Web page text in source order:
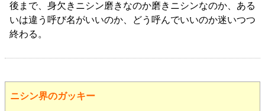
後まで、身欠きニシン磨きなのか磨きニシンなのか、ある
いは違う呼び名がいいのか、どう呼んでいいのか迷いつつ
終わる。
ニシン界のガッキー